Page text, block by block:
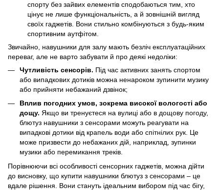
спорту без зайвих елементів сподобаються тим, хто
цінує не лише функціональність, а й зовнішній вигляд
своїх гаджетів. Вони стильно комбінуються з будь-яким
спортивним аутфітом.
Звичайно, навушники для залу мають безліч експлуатаційних
переваг, але не варто забувати й про деякі недоліки:
Чутливість сенсорів. Під час активних занять спортом
або випадкових дотиків можна ненароком зупинити музику
або прийняти небажаний дзвінок;
Вплив погодних умов, зокрема високої вологості або
дощу. Якщо ви тренуєтеся на вулиці або в дощову погоду,
блютуз навушники з сенсорами можуть реагувати на
випадкові дотики від крапель води або спітнілих рук. Це
може призвести до небажаних дій, наприклад, зупинки
музики або перемикання треків.
Порівнюючи всі особливості сенсорних гаджетів, можна дійти
до висновку, що купити навушники блютуз з сенсорами – це
вдале рішення. Вони стануть ідеальним вибором під час бігу,